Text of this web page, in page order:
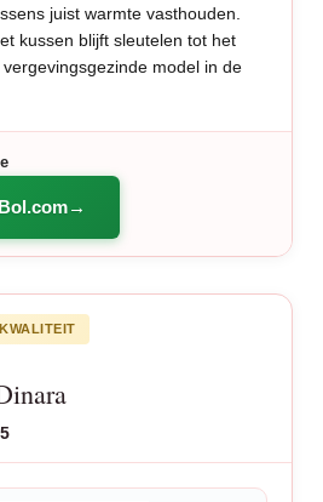
juist warmte vasthouden.
kussen blijft sleutelen tot het
model in de